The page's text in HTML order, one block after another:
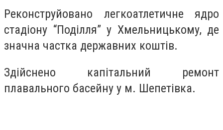
Реконструйовано легкоатлетичне ядро
стадіону “Поділля” у Хмельницькому, де
значна частка державних коштів.
Здійснено капітальний ремонт
плавального басейну у м. Шепетівка.